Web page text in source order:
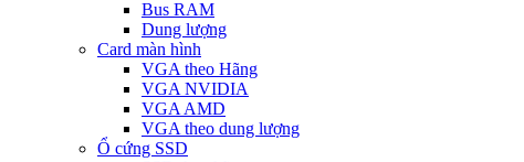
Bus RAM
Dung lượng
Card màn hình
VGA theo Hãng
VGA NVIDIA
VGA AMD
VGA theo dung lượng
Ổ cứng SSD